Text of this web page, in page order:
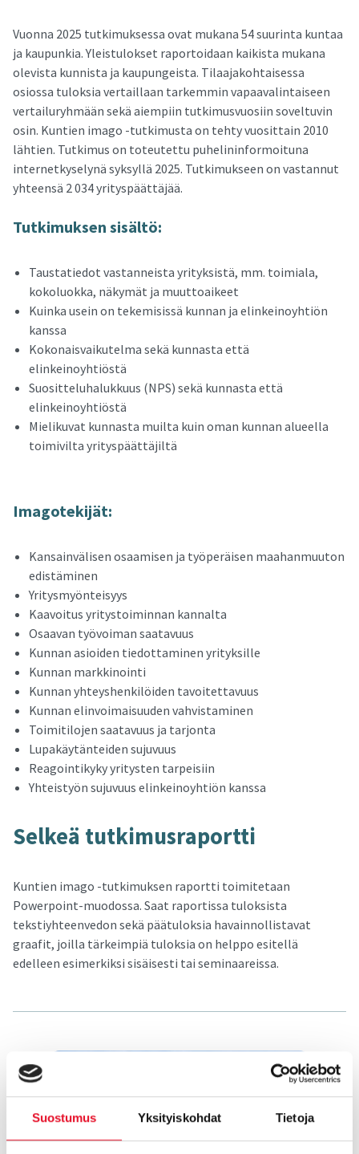
Suostumus Yksityiskohdat Tietoja
Vuonna 2025 tutkimuksessa ovat mukana 54 suurinta kuntaa
ja kaupunkia. Yleistulokset raportoidaan kaikista mukana
olevista kunnista ja kaupungeista. Tilaajakohtaisessa
osiossa tuloksia vertaillaan tarkemmin vapaavalintaiseen
vertailuryhmään sekä aiempiin tutkimusvuosiin soveltuvin
osin. Kuntien imago -tutkimusta on tehty vuosittain 2010
lähtien. Tutkimus on toteutettu puhelininformoituna
internetkyselynä syksyllä 2025. Tutkimukseen on vastannut
yhteensä 2 034 yrityspäättäjää.
Tut­ki­muk­sen si­säl­tö:
Taustatiedot vastanneista yrityksistä, mm. toimiala,
kokoluokka, näkymät ja muuttoaikeet
Kuinka usein on tekemisissä kunnan ja elinkeinoyhtiön
kanssa
Kokonaisvaikutelma sekä kunnasta että
elinkeinoyhtiöstä
Suositteluhalukkuus (NPS) sekä kunnasta että
elinkeinoyhtiöstä
Mielikuvat kunnasta muilta kuin oman kunnan alueella
toimivilta yrityspäättäjiltä
Ima­go­te­ki­jät:
Kansainvälisen osaamisen ja työperäisen maahanmuuton
edistäminen
Yritysmyönteisyys
Kaavoitus yritystoiminnan kannalta
Osaavan työvoiman saatavuus
Kunnan asioiden tiedottaminen yrityksille
Kunnan markkinointi
Kunnan yhteyshenkilöiden tavoitettavuus
Kunnan elinvoimaisuuden vahvistaminen
Toimitilojen saatavuus ja tarjonta
Lupakäytänteiden sujuvuus
Reagointikyky yritysten tarpeisiin
Yhteistyön sujuvuus elinkeinoyhtiön kanssa
Sel­keä tut­ki­mus­ra­port­ti
Kuntien imago -tutkimuksen raportti toimitetaan
Powerpoint-muodossa. Saat raportissa tuloksista
tekstiyhteenvedon sekä päätuloksia havainnollistavat
graafit, joilla tärkeimpiä tuloksia on helppo esitellä
edelleen esimerkiksi sisäisesti tai seminaareissa.